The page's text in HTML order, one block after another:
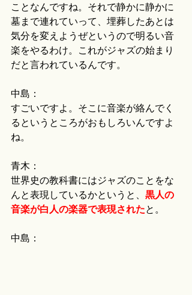
ことなんですね。それで静かに静かに
墓まで連れていって、埋葬したあとは
気分を変えようぜというので明るい音
楽をやるわけ。これがジャズの始まり
だと言われているんです。
中島：
すごいですよ。そこに音楽が絡んでく
るというところがおもしろいんですよ
ね。
青木：
世界史の教科書にはジャズのことをな
んと表現しているかというと、 黒人の
音楽が白人の楽器で表現されたと。
中島：